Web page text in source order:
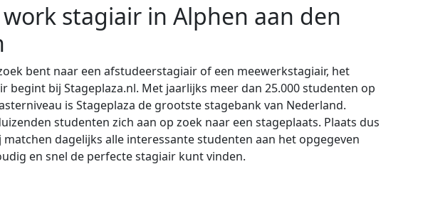
work stagiair in Alphen aan den
bent naar een afstudeerstagiair of een meewerkstagiair, het
begint bij Stageplaza.nl. Met jaarlijks meer dan 25.000 studenten op
is Stageplaza de grootste stagebank van Nederland.
studenten zich aan op zoek naar een stageplaats. Plaats dus
matchen dagelijks alle interessante studenten aan het opgegeven
en snel de perfecte stagiair kunt vinden.